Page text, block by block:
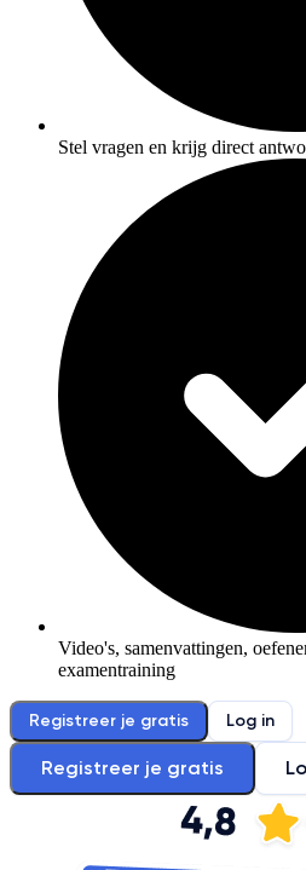
Stel vragen en krijg direct
Video's, samenvattingen,
examentraining
Registreer je gratis Log in
Registreer je gratis